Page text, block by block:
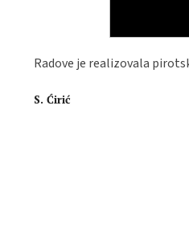
Radove je realizovala
S. Ćirić